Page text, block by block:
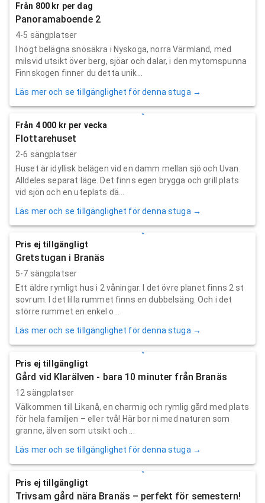
Från 800 kr per dag
Panoramaboende 2
4-5 sängplatser
I högt belägna snösäkra i Nyskoga, norra Värmland, med
milsvid utsikt över berg, sjöar och dalar, i den mytomspunna
Finnskogen finner du detta unik...
Läs mer och se tillgänglighet för denna stuga →
Från 4 000 kr per vecka
Flottarehuset
2-6 sängplatser
Huset är idyllisk belägen vid en damm mellan sjö och Uvan.
Alldeles separat läge. Det finns egen brygga och grill plats
vid sjön och en uteplats dä...
Läs mer och se tillgänglighet för denna stuga →
Pris ej tillgängligt
Gretstugan i Branäs
5-7 sängplatser
Ett äldre rymligt hus i 2 våningar. I det övre planet finns 2 st
sovrum. I det lilla rummet finns en dubbelsäng. Och i det
större rummet en enkel o...
Läs mer och se tillgänglighet för denna stuga →
Pris ej tillgängligt
Gård vid Klarälven - bara 10 minuter från Branäs
12 sängplatser
Välkommen till Likanå, en charmig och rymlig gård med plats
för hela familjen – eller två! Här bor ni med naturen som
granne, älven som utsikt och ...
Läs mer och se tillgänglighet för denna stuga →
Pris ej tillgängligt
Trivsam gård nära Branäs – perfekt för semestern!